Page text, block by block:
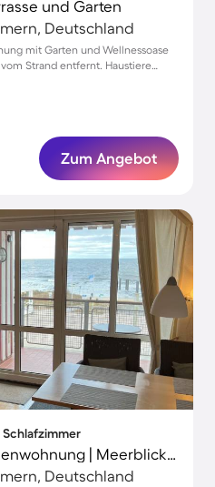
und Garten
Deutschland
mit Garten und Wellnessoase
Strand entfernt. Haustiere
Zum Angebot
Schlafzimmer
Kinderfreundliche Ferienwohnung | Meerblick | Neben dem Strand | Hunde erlaubt
Deutschland